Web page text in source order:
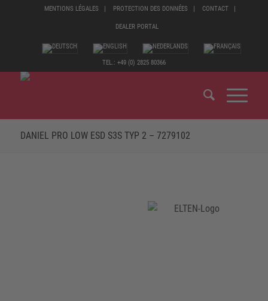
MENTIONS LÉGALES PROTECTION DES DONNÉES CONTACT
DEALER PORTAL
TEL.: +49 (0) 2825 80366
DANIEL PRO LOW ESD S3S TYP 2 – 7279102